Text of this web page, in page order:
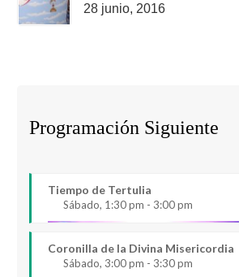
28 junio, 2016
Programación Siguiente
Tiempo de Tertulia
Sábado, 1:30 pm - 3:00 pm
Coronilla de la Divina Misericordia
Sábado, 3:00 pm - 3:30 pm